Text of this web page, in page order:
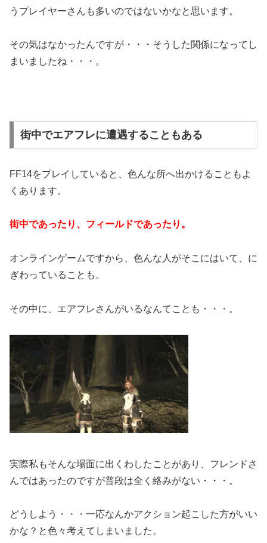
うプレイヤーさんも多いのではないかなと思います。
その気はなかったんですが・・・そうした関係になってし
まいましたね・・・。
街中でエアフレに遭遇することもある
FF14をプレイしていると、色んな所へ出かけることもよ
くあります。
街中であったり、フィールドであったり。
オンラインゲームですから、色んな人がそこにはいて、に
ぎわっていることも。
その中に、エアフレさんがいるなんてことも・・・。
実際私もそんな場面に出くわしたことがあり、フレンドさ
んではあったのですが普段は全く絡みがない・・・。
どうしよう・・・一応なんかアクション起こした方がいい
かな？と色々考えてしまいました。